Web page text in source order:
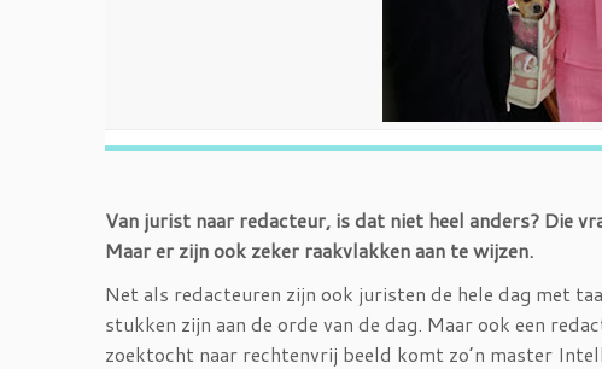
Van jurist naar redacteur, is dat niet heel anders? Die
Maar er zijn ook zeker raakvlakken aan te wijzen.
Net als redacteuren zijn ook juristen de hele dag met
stukken zijn aan de orde van de dag. Maar ook een
zoektocht naar rechtenvrij beeld komt zo’n master